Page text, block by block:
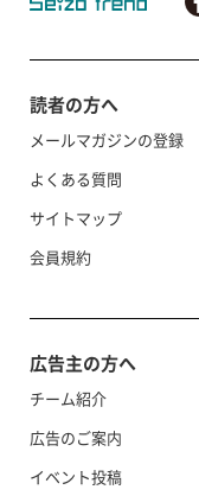
読者の方へ
メールマガジンの登録
よくある質問
サイトマップ
会員規約
広告主の方へ
チーム紹介
広告のご案内
イベント投稿